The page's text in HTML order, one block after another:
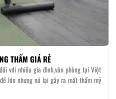
THẤM GIÁ RẺ
với nhiều gia đình,văn phòng tại Việt
lớn nhưng nó lại gây ra mất thẩm mỹ